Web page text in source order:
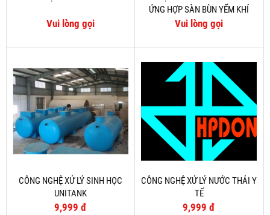
Vui lòng gọi
ỨNG HỢP SÀN BÙN YẾM KHÍ
LOẠI NÂNG DÒNG
Vui lòng gọi
CÔNG NGHỆ XỬ LÝ SINH HỌC
UNITANK
9,999 đ
CÔNG NGHỆ XỬ LÝ NƯỚC THẢI Y
TẾ
9,999 đ